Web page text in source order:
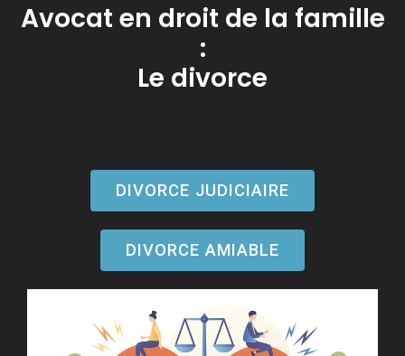
Avocat en droit de la famille
:
Le divorce
DIVORCE JUDICIAIRE
DIVORCE AMIABLE